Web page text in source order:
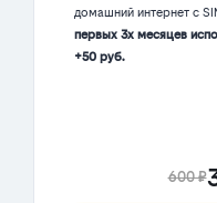
домашний интернет с
первых 3х месяцев
+50 руб.
600 ₽